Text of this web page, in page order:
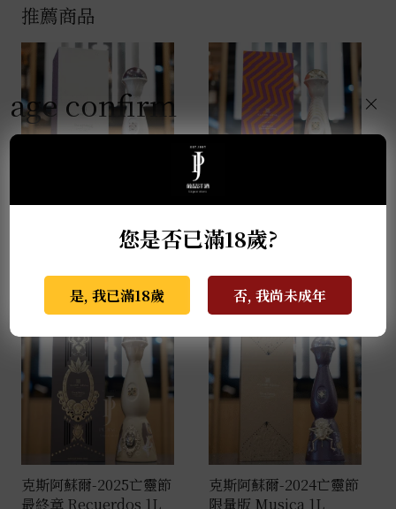
推薦商品
限量版 Colores 1L
界盃限量版 1L
克斯阿蘇爾-2025亡靈節
最終章 Recuerdos 1L
克斯阿蘇爾-2024亡靈節
限量版 Musica 1L
age confirm
您是否已滿18歲?
是, 我已滿18歲 否, 我尚未成年
×